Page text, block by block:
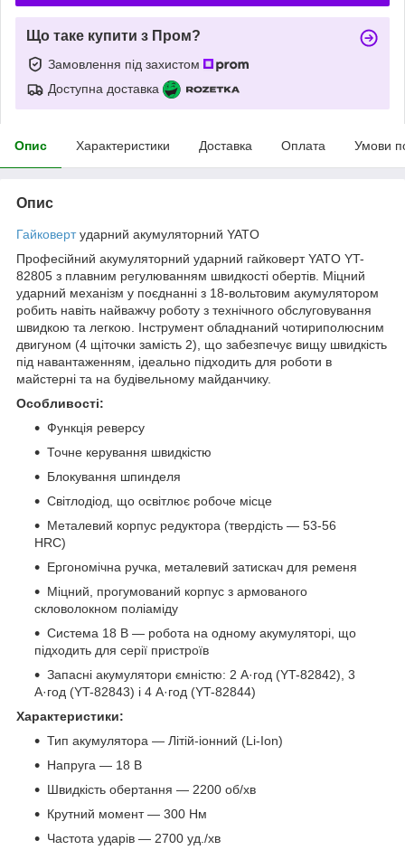
Що таке купити з Пром?
Замовлення під захистом
Доступна доставка
Опис Характеристики Доставка Оплата Умови
Опис
Гайковертударний акумуляторний YATO
Професійний акумуляторний ударний гайковерт YATO YT-
82805 з плавним регулюванням швидкості обертів. Міцний
ударний механізм у поєднанні з 18-вольтовим акумулятором
робить навіть найважчу роботу з технічного обслуговування
швидкою та легкою. Інструмент обладнаний чотириполюсним
двигуном (4 щіточки замість 2), що забезпечує вищу швидкість
під навантаженням, ідеально підходить для роботи в
майстерні та на будівельному майданчику.
Особливості:
Функція реверсу
Точне керування швидкістю
Блокування шпинделя
Світлодіод, що освітлює робоче місце
Металевий корпус редуктора (твердість — 53-56
HRC)
Ергономічна ручка, металевий затискач для ременя
Міцний, прогумований корпус з армованого
скловолокном поліаміду
Система 18 В — робота на одному акумуляторі, що
підходить для серії пристроїв
Запасні акумулятори ємністю: 2 А·год (YT-82842), 3
A·год (YT-82843) і 4 A·год (YT-82844)
Характеристики:
Тип акумулятора — Літій-іонний (Li-Ion)
Напруга — 18 В
Швидкість обертання — 2200 об/хв
Крутний момент — 300 Нм
Частота ударів — 2700 уд./хв